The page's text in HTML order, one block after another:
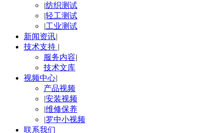
|纺织测试
|轻工测试
|工业测试
新闻资讯|
技术支持 |
服务内容|
技术文库
视频中心|
产品视频
|安装视频
|维修保养
|罗中小视频
联系我们